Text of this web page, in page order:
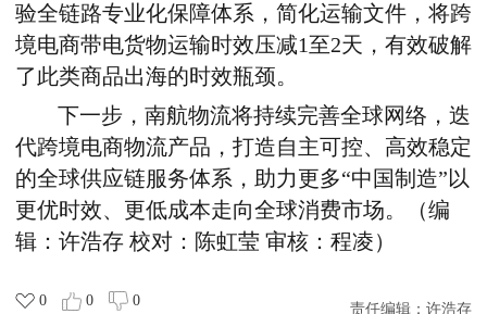
验全链路专业化保障体系，简化运输文件，将跨
境电商带电货物运输时效压减1至2天，有效破解
了此类商品出海的时效瓶颈。
下一步，南航物流将持续完善全球网络，迭
代跨境电商物流产品，打造自主可控、高效稳定
的全球供应链服务体系，助力更多“中国制造”以
更优时效、更低成本走向全球消费市场。（编
辑：许浩存 校对：陈虹莹 审核：程凌）
0 0 0
责任编辑： 许浩存